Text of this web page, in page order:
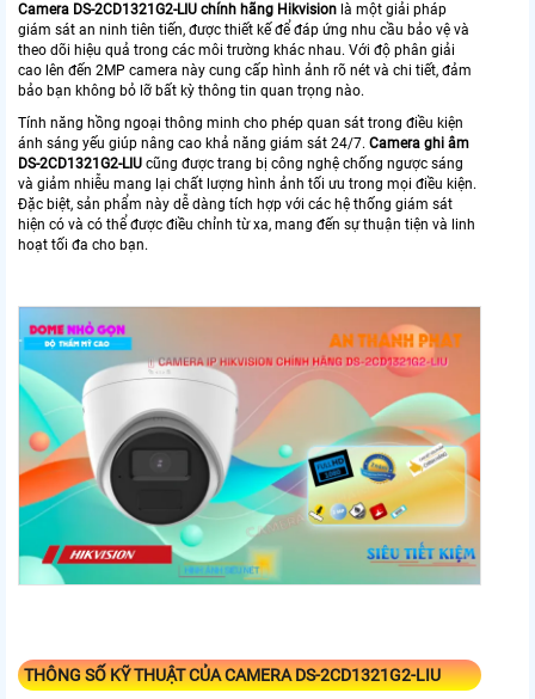
Camera DS-2CD1321G2-LIU chính hãng Hikvision là một giải pháp
giám sát an ninh tiên tiến, được thiết kế để đáp ứng nhu cầu bảo vệ và
theo dõi hiệu quả trong các môi trường khác nhau. Với độ phân giải
cao lên đến 2MP camera này cung cấp hình ảnh rõ nét và chi tiết, đảm
bảo bạn không bỏ lỡ bất kỳ thông tin quan trọng nào.
Tính năng hồng ngoại thông minh cho phép quan sát trong điều kiện
ánh sáng yếu giúp nâng cao khả năng giám sát 24/7. Camera ghi âm
DS-2CD1321G2-LIU cũng được trang bị công nghệ chống ngược sáng
và giảm nhiễu mang lại chất lượng hình ảnh tối ưu trong mọi điều kiện.
Đặc biệt, sản phẩm này dễ dàng tích hợp với các hệ thống giám sát
hiện có và có thể được điều chỉnh từ xa, mang đến sự thuận tiện và linh
hoạt tối đa cho bạn.
THÔNG SỐ KỸ THUẬT CỦA CAMERA DS-2CD1321G2-LIU